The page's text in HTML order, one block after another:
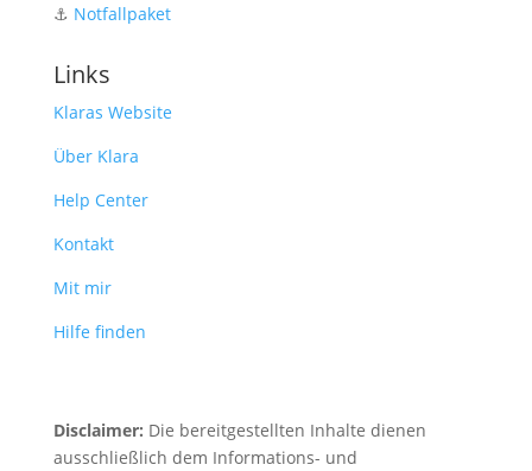
⚓️ Notfallpaket
Links
Klaras Website
Über Klara
Help Center
Kontakt
Mit mir
Hilfe finden
Disclaimer: Die bereitgestellten Inhalte dienen
ausschließlich dem Informations- und